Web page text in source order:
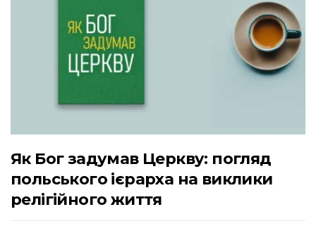
Як Бог задумав Церкву: погляд
польського ієрарха на виклики
релігійного життя